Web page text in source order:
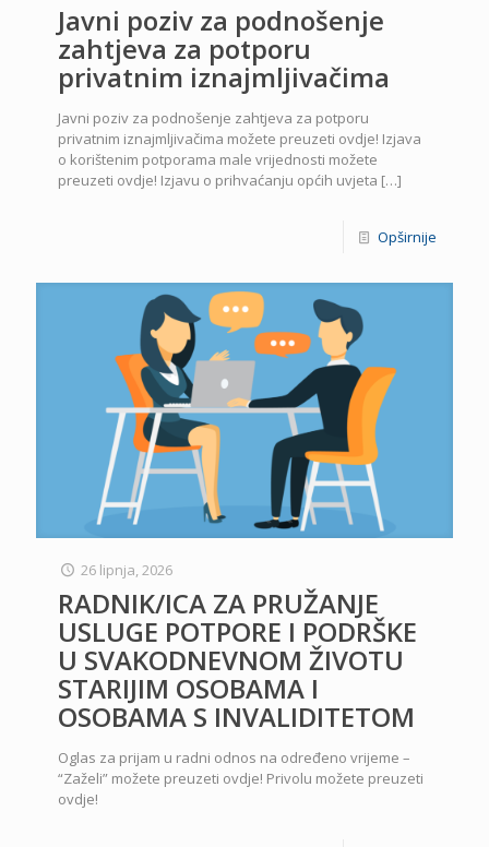
Javni poziv za podnošenje
zahtjeva za potporu
privatnim iznajmljivačima
Javni poziv za podnošenje zahtjeva za potporu
privatnim iznajmljivačima možete preuzeti ovdje! Izjava
o korištenim potporama male vrijednosti možete
preuzeti ovdje! Izjavu o prihvaćanju općih uvjeta […]
Opširnije
26 lipnja, 2026
RADNIK/ICA ZA PRUŽANJE
USLUGE POTPORE I PODRŠKE
U SVAKODNEVNOM ŽIVOTU
STARIJIM OSOBAMA I
OSOBAMA S INVALIDITETOM
Oglas za prijam u radni odnos na određeno vrijeme –
“Zaželi” možete preuzeti ovdje! Privolu možete preuzeti
ovdje!